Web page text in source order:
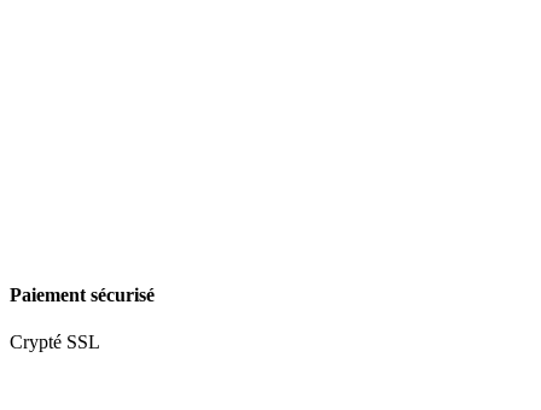
Paiement sécurisé
Crypté SSL